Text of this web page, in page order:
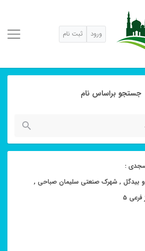
ورود ثبت نام
جستجو براساس نام
:
و بیدگل , شهرک صنعتی سلیمان صباحی ,
5